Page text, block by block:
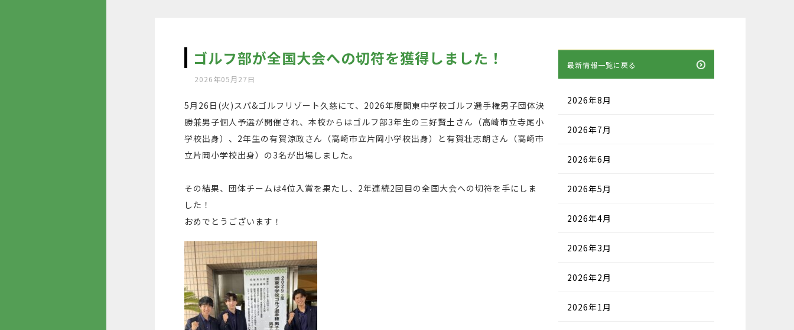
ゴルフ部が全国大会への切符を獲得しました！
2026年05月27日
5月26日(火)スパ&ゴルフリゾート久慈にて、2026年度関東中学校ゴルフ選手権男子団体決
勝兼男子個人予選が開催され、本校からはゴルフ部3年生の三好賢土さん（高崎市立寺尾小
学校出身）、2年生の有賀涼政さん（高崎市立片岡小学校出身）と有賀壮志朗さん（高崎市
立片岡小学校出身）の3名が出場しました。
その結果、団体チームは4位入賞を果たし、2年連続2回目の全国大会への切符を手にしま
した！
おめでとうございます！
最新情報一覧に戻る
2026年8月
2026年7月
2026年6月
2026年5月
2026年4月
2026年3月
2026年2月
2026年1月